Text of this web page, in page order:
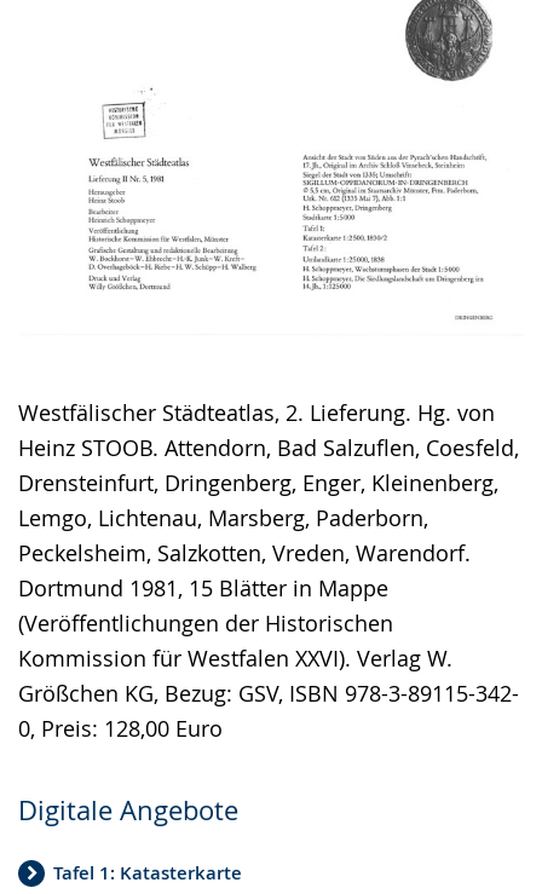
Westfälischer Städteatlas, 2. Lieferung. Hg. von
Heinz STOOB. Attendorn, Bad Salzuflen, Coesfeld,
Drensteinfurt, Dringenberg, Enger, Kleinenberg,
Lemgo, Lichtenau, Marsberg, Paderborn,
Peckelsheim, Salzkotten, Vreden, Warendorf.
Dortmund 1981, 15 Blätter in Mappe
(Veröffentlichungen der Historischen
Kommission für Westfalen XXVI). Verlag W.
Größchen KG, Bezug: GSV, ISBN 978-3-89115-342-
0, Preis: 128,00 Euro
Digitale Angebote
Tafel 1: Katasterkarte